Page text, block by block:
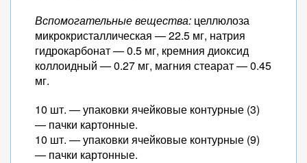
Вспомогательные вещества: целлюлоза
микрокристаллическая — 22.5 мг, натрия
гидрокарбонат — 0.5 мг, кремния диоксид
коллоидный — 0.27 мг, магния стеарат — 0.45
мг.
10 шт. — упаковки ячейковые контурные (3)
— пачки картонные.
10 шт. — упаковки ячейковые контурные (9)
— пачки картонные.